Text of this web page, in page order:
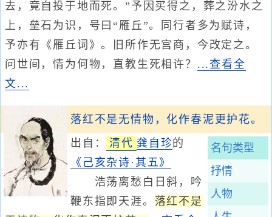
去，竟自投于地而死。”予因买得之，葬之汾水之
上，垒石为识，号曰“雁丘”。同行者多为赋诗，
予亦有《雁丘词》。旧所作无宫商，今改定之。
问世间，情为何物，直教生死相许？ ...查看全
文...
落红不是无情物，化作春泥更护花。
名句类型
抒情
人物
出自： 清代 龚自珍的
《己亥杂诗·其五》
浩荡离愁白日斜，吟
鞭东指即天涯。 落红不是